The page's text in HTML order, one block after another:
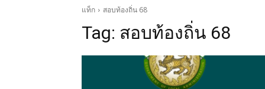
แท็ก สอบท้องถิ่น 68
Tag: สอบท้องถิ่น 68